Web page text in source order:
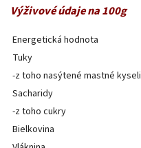
Výživové údaje na 100g
Energetická hodnota
Tuky
-z toho nasýtené mastné
Sacharidy
-z toho cukry
Bielkovina